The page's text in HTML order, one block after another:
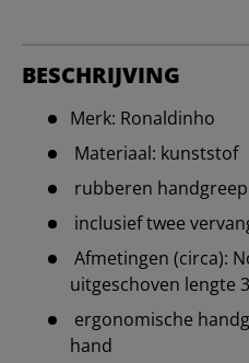
BESCHRIJVING
Merk: Ronaldinho
Materiaal: kunststof
rubberen
inclusief twee
Afmetingen (circa):
uitgeschoven lengte
ergonomische
hand